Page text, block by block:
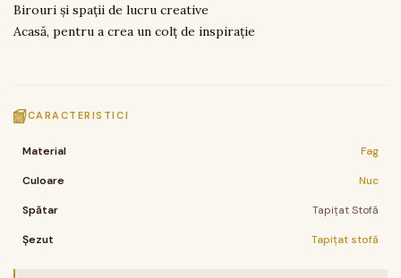
Birouri și spații de lucru creative
Acasă, pentru a crea un colț de inspirație
CARACTERISTICI
Material Fag
Culoare Nuc
Spătar Tapițat Stofă
Șezut Tapițat stofă